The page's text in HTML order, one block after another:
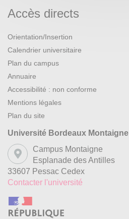
Accès directs
Orientation/Insertion
Calendrier universitaire
Plan du campus
Annuaire
Accessibilité : non conforme
Mentions légales
Plan du site
Université Bordeaux Montaigne
Campus Montaigne
Esplanade des Antilles
33607 Pessac Cedex
Contacter l'université